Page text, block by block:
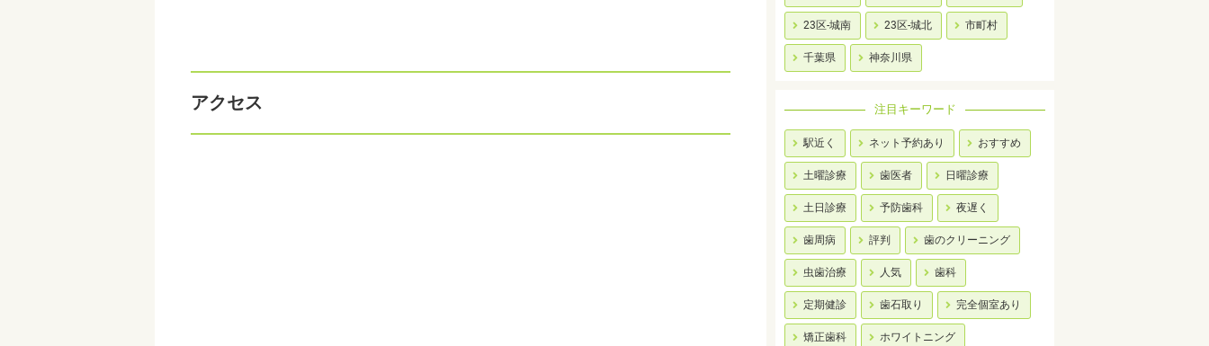
アクセス
23区-城南 23区-城北 市町村
千葉県 神奈川県
注目キーワード
駅近く ネット予約あり おすすめ
土曜診療 歯医者 日曜診療
土日診療 予防歯科 夜遅く
歯周病 評判 歯のクリーニング
虫歯治療 人気 歯科
定期健診 歯石取り 完全個室あり
矯正歯科 ホワイトニング